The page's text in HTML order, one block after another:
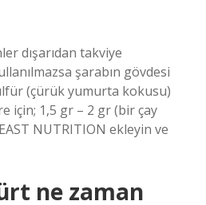
dışarıdan takviye
şarabın gövdesi
(çürük yumurta kokusu)
için; 1,5 gr – 2 gr (bir çay
NUTRITION ekleyin ve
ne zaman